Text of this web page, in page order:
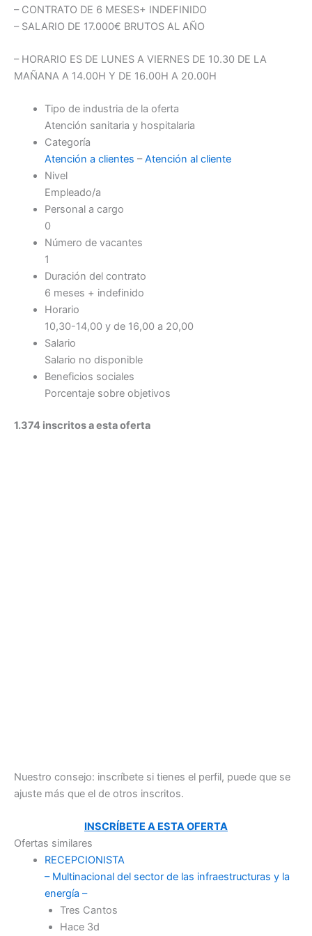
– CONTRATO DE 6 MESES+ INDEFINIDO
– SALARIO DE 17.000€ BRUTOS AL AÑO
– HORARIO ES DE LUNES A VIERNES DE 10.30 DE LA
MAÑANA A 14.00H Y DE 16.00H A 20.00H
Tipo de industria de la oferta
Atención sanitaria y hospitalaria
Categoría
Atención a clientes –Atención al cliente
Nivel
Empleado/a
Personal a cargo
0
Número de vacantes
1
Duración del contrato
6 meses + indefinido
Horario
10,30-14,00 y de 16,00 a 20,00
Salario
Salario no disponible
Beneficios sociales
Porcentaje sobre objetivos
1.374 inscritos a esta oferta
Nuestro consejo: inscríbete si tienes el perfil, puede que se
ajuste más que el de otros inscritos.
INSCRÍBETE A ESTA OFERTA
Ofertas similares
RECEPCIONISTA
– Multinacional del sector de las infraestructuras y la
energía –
Tres Cantos
Hace 3d